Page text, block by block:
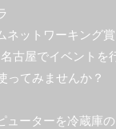
ットワーキング賞
古屋でイベントを
ってみませんか？
ューターを冷蔵庫の